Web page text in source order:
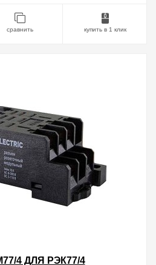
сравнить купить в 1 клик
4 ДЛЯ РЭК77/4